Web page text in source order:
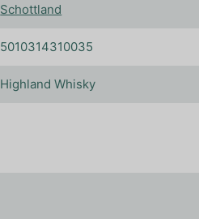
Schottland
5010314310035
Highland Whisky